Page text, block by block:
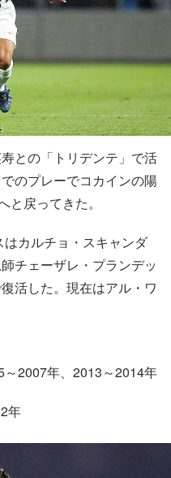
との「トリデンテ」で活
のプレーでコカインの陽
戻ってきた。
カルチョ・スキャンダ
チェーザレ・プランデッ
活した。現在はアル・ワ
2007年、2013～2014年
年